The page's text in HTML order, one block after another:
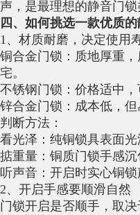
声，是最理想的静音门锁
四、如何挑选一款优质的
1、材质耐磨，决定使用
铜合金门锁：质地厚重
宅。
不锈钢门锁：价格适中，
锌合金门锁：成本低，但
判断方法：
看光泽：纯铜锁具表面光
掂重量：铜质门锁手感沉
听声音：开启时实心铜锁
2、开启手感要顺滑自然
门锁开启是否顺手，取